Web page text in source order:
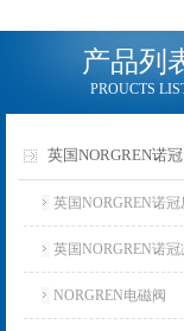
产品列
PROUCTS
英国NORGREN诺冠
英国NORGREN诺冠
英国NORGREN诺冠
NORGREN电磁阀